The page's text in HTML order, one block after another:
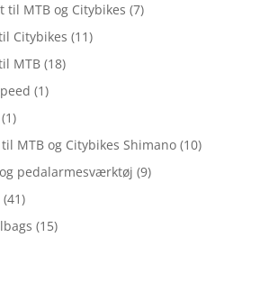
MTB og Citybikes (7)
Citybikes (11)
MTB (18)
(1)
(1)
MTB og Citybikes Shimano (10)
pedalarmesværktøj (9)
(41)
(15)